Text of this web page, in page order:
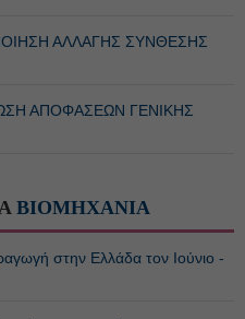
ΑΛΛΑΓΗΣ ΣΥΝΘΕΣΗΣ
ΑΠΟΦΑΣΕΩΝ ΓΕΝΙΚΗΣ
ΒΙΟΜΗΧΑΝΙΑ
στην Ελλάδα τον Ιούνιο -